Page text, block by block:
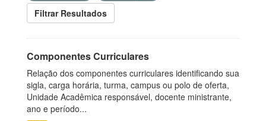
Filtrar Resultados
Componentes Curriculares
Relação dos componentes curriculares identificando sua
sigla, carga horária, turma, campus ou polo de oferta,
Unidade Acadêmica responsável, docente ministrante,
ano e período...